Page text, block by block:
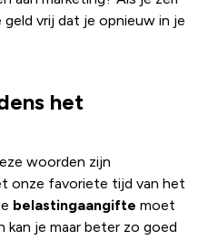
vrij dat je opnieuw in je
het
woorden zijn
onze favoriete tijd van het
belastingaangifte moet
kan je maar beter zo goed